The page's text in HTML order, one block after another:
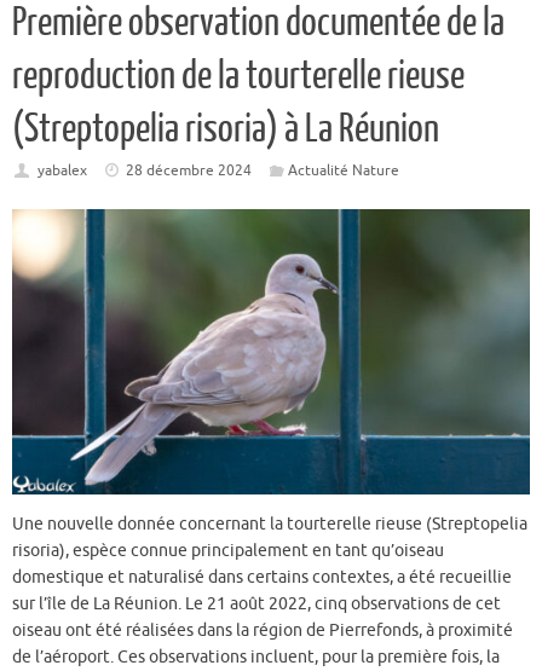
Première observation documentée de la
reproduction de la tourterelle rieuse
(Streptopelia risoria) à La Réunion
yabalex 28 décembre 2024 Actualité Nature
Une nouvelle donnée concernant la tourterelle rieuse (Streptopelia
risoria), espèce connue principalement en tant qu’oiseau
domestique et naturalisé dans certains contextes, a été recueillie
sur l’île de La Réunion. Le 21 août 2022, cinq observations de cet
oiseau ont été réalisées dans la région de Pierrefonds, à proximité
de l’aéroport. Ces observations incluent, pour la première fois, la